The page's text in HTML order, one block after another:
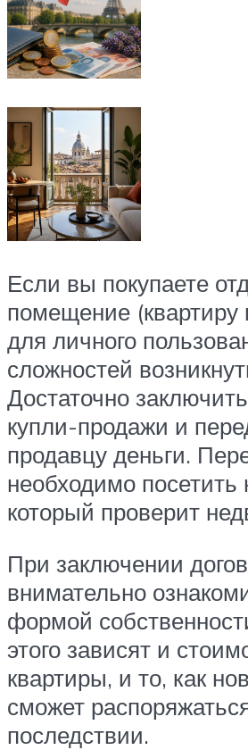
Если вы покупаете
помещение (квартиру
для личного
сложностей
Достаточно
купли-продажи и
продавцу деньги.
необходимо посетить
который проверит
При заключении
внимательно
формой
этого зависят и
квартиры, и то, как
сможет
последствии.